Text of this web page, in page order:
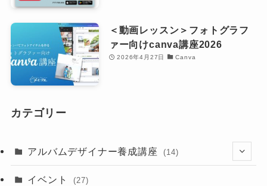
＜動画レッスン＞フォトグラフ
ァー向けcanva講座2026
2026年4月27日 Canva
カテゴリー
アルバムデザイナー養成講座 (14)
イベント (27)